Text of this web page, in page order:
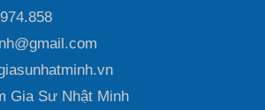
Gia Sư Nhật Minh